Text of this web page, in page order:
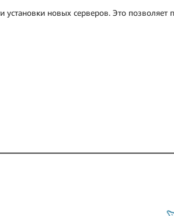
установки новых серверов. Это